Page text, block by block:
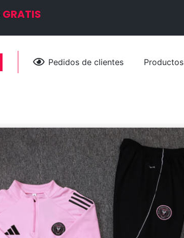
GRATIS
Pedidos de clientes Productos